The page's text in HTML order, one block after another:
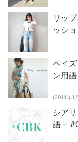
リッ
ッシ
ペイ
ン用語
(2014年1
シア
語 –